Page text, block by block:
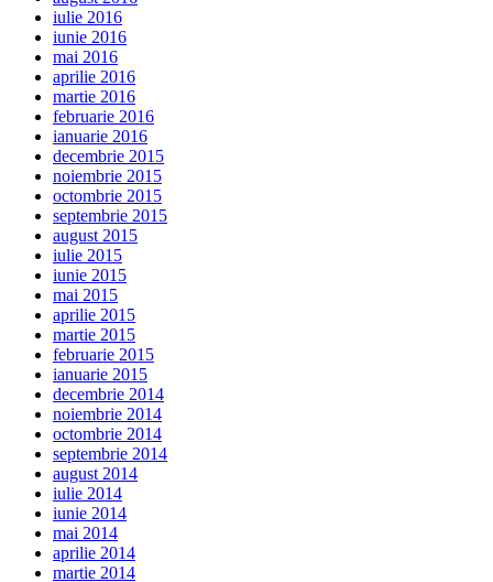
iulie 2016
iunie 2016
mai 2016
aprilie 2016
martie 2016
februarie 2016
ianuarie 2016
decembrie 2015
noiembrie 2015
octombrie 2015
septembrie 2015
august 2015
iulie 2015
iunie 2015
mai 2015
aprilie 2015
martie 2015
februarie 2015
ianuarie 2015
decembrie 2014
noiembrie 2014
octombrie 2014
septembrie 2014
august 2014
iulie 2014
iunie 2014
mai 2014
aprilie 2014
martie 2014